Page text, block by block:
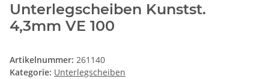
Unterlegscheiben Kunstst.
4,3mm VE 100
Artikelnummer: 261140
Kategorie: Unterlegscheiben